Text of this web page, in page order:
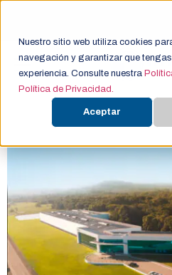
Nuestro sitio web utiliza cookies
navegación y garantizar que
experiencia. Consulte nuestra
Política de Privacidad.
Aceptar